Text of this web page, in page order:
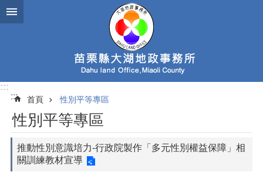
跳到主要內容區塊
:::
:::
首頁 性別平等專區
性別平等專區
推動性別意識培力-行政院製作「多元性別權益保障」相
關訓練教材宣導